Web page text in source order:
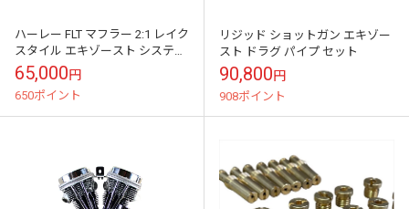
ハーレー FLT マフラー 2:1 レイク
スタイル エキゾースト システム
クローム
65,000円
650ポイント
リジッド ショットガン エキゾー
スト ドラグ パイプ セット
90,800円
908ポイント